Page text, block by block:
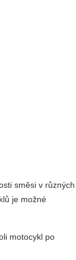
směsi v různých
je možné
motocykl po